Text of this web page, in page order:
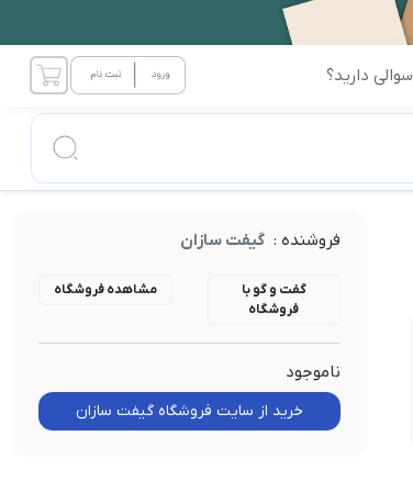
سوالی دارید؟
فروشنده : گیفت سازان
گفت و گو با
فروشگاه
مشاهده فروشگاه
ناموجود
خرید از سایت فروشگاه گیفت سازان